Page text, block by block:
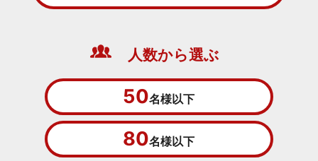
人数から選ぶ
50名様以下
80名様以下